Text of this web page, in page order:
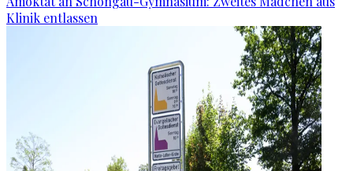
Klinik entlassen